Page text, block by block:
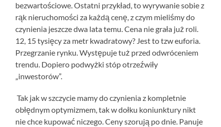
bezwartościowe. Ostatni przykład, to wyrywanie sobie z
rąk nieruchomości za każdą cenę, z czym mieliśmy do
czynienia jeszcze dwa lata temu. Cena nie grała już roli.
12, 15 tysięcy za metr kwadratowy? Jest to tzw euforia.
Przegrzanie rynku. Występuje tuż przed odwróceniem
trendu. Dopiero podwyżki stóp otrzeźwiły
„inwestorów”.
Tak jak w szczycie mamy do czynienia z kompletnie
obłędnym optymizmem, tak w dołku koniunktury nikt
nie chce kupować niczego. Ceny szorują po dnie. Panuje